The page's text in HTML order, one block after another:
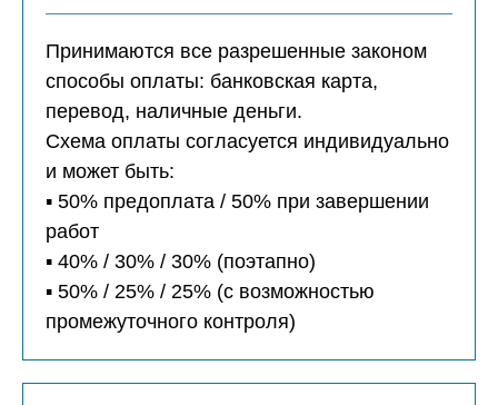
Принимаются все разрешенные законом
способы оплаты: банковская карта,
перевод, наличные деньги.
Схема оплаты согласуется индивидуально
и может быть:
▪️ 50% предоплата / 50% при завершении
работ
▪️ 40% / 30% / 30% (поэтапно)
▪️ 50% / 25% / 25% (с возможностью
промежуточного контроля)